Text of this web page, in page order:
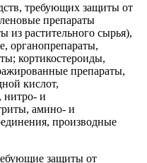
требующих защиты от
препараты
из растительного сырья),
органопрепараты,
кортикостероиды,
препараты,
кислот,
нитро- и
амино- и
производные
защиты от